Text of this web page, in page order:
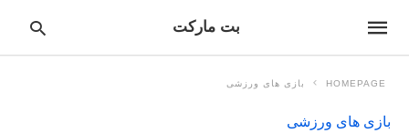
بت مارکت
HOMEPAGE بازی های ورزشی
بازی های ورزشی